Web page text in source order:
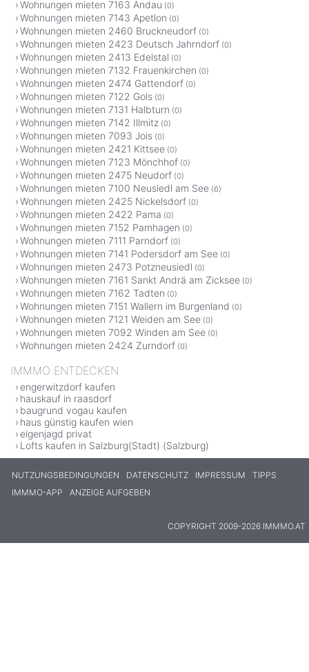
Wohnungen mieten 7163 Andau (0)
Wohnungen mieten 7143 Apetlon (0)
Wohnungen mieten 2460 Bruckneudorf (0)
Wohnungen mieten 2423 Deutsch Jahrndorf (0)
Wohnungen mieten 2413 Edelstal (0)
Wohnungen mieten 7132 Frauenkirchen (0)
Wohnungen mieten 2474 Gattendorf (0)
Wohnungen mieten 7122 Gols (0)
Wohnungen mieten 7131 Halbturn (0)
Wohnungen mieten 7142 Illmitz (0)
Wohnungen mieten 7093 Jois (0)
Wohnungen mieten 2421 Kittsee (0)
Wohnungen mieten 7123 Mönchhof (0)
Wohnungen mieten 2475 Neudorf (0)
Wohnungen mieten 7100 Neusiedl am See (6)
Wohnungen mieten 2425 Nickelsdorf (0)
Wohnungen mieten 2422 Pama (0)
Wohnungen mieten 7152 Pamhagen (0)
Wohnungen mieten 7111 Parndorf (0)
Wohnungen mieten 7141 Podersdorf am See (0)
Wohnungen mieten 2473 Potzneusiedl (0)
Wohnungen mieten 7161 Sankt Andrä am Zicksee (0)
Wohnungen mieten 7162 Tadten (0)
Wohnungen mieten 7151 Wallern im Burgenland (0)
Wohnungen mieten 7121 Weiden am See (0)
Wohnungen mieten 7092 Winden am See (0)
Wohnungen mieten 2424 Zurndorf (0)
IMMMO ENTDECKEN
engerwitzdorf kaufen
hauskauf in raasdorf
baugrund vogau kaufen
haus günstig kaufen wien
eigenjagd privat
Lofts kaufen in Salzburg(Stadt) (Salzburg)
NUTZUNGSBEDINGUNGEN DATENSCHUTZ IMPRESSUM
TIPPS
IMMMO-APP
ANZEIGE AUFGEBEN
COPYRIGHT 2009-2026 IMMMO.AT